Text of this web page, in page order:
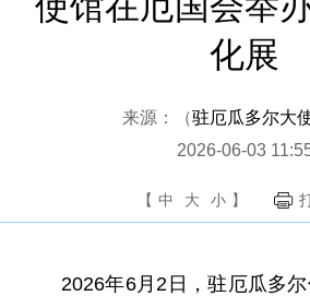
化展
来源：（驻厄瓜多尔大
2026-06-03
【 中 大 小 】
2026年6月2日，驻厄瓜多